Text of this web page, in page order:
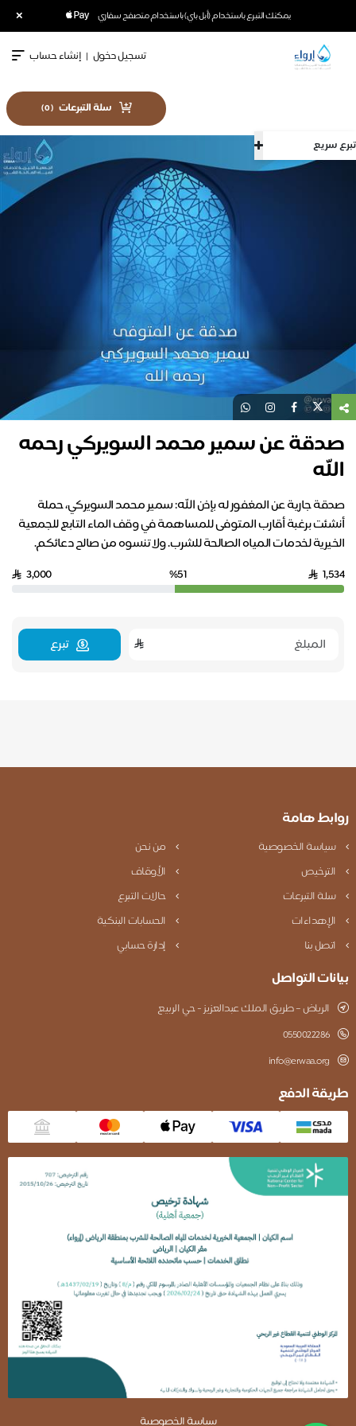
يمكنك التبرع باستخدام (أبل باي) باستخدام متصفح سفاري ×
تبرع سريع
تسجيل دخول | إنشاء حساب
سلة التبرعات (
0
)
صدقة عن سمير محمد السويركي رحمه
الله
صدقة جارية عن المغفور له بإذن الله: سمير محمد السويركي، حملة
أنشئت برغبة أقارب المتوفى للمساهمة في وقف الماء التابع للجمعية
الخيرية لخدمات المياه الصالحة للشرب. ولا تنسوه من صالح دعائكم.
1,534
%51
3,000
تبرع
روابط هامة
سياسة الخصوصية
من نحن
الترخيص
الأوقاف
سلة التبرعات
حالات التبرع
الإهداءات
الحسابات البنكية
اتصل بنا
إدارة حسابي
بيانات التواصل
الرياض – طريق الملك عبدالعزيز - حي الربيع
0550022286
info@erwaa.org
طريقة الدفع
سياسة الخصوصية